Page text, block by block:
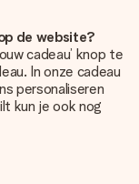
de website?
cadeau’ knop te
In onze cadeau
personaliseren
kun je ook nog